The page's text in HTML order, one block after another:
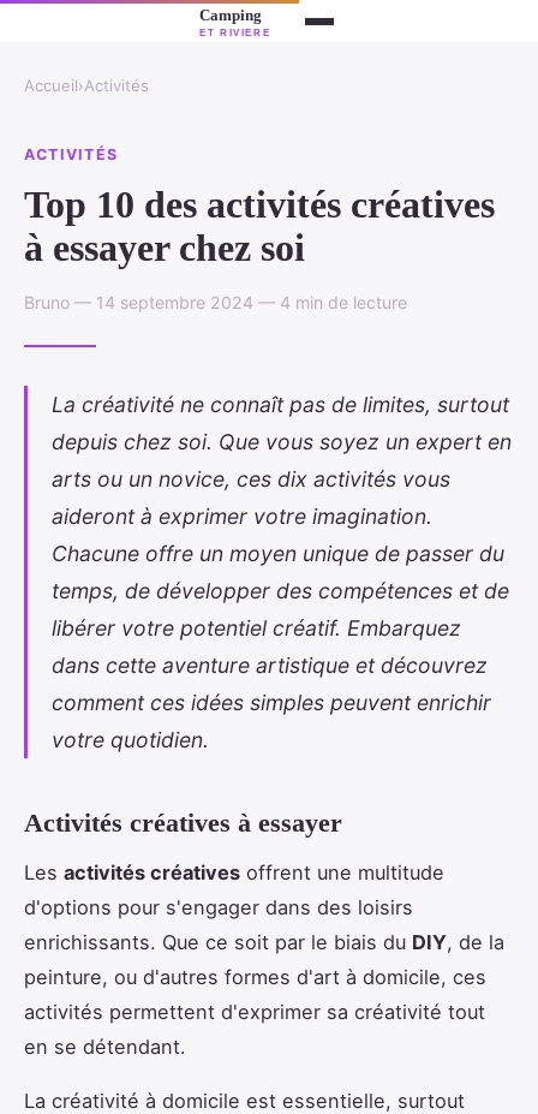
Accueil›Activités
ACTIVITÉS
Top 10 des activités créatives
à essayer chez soi
Bruno — 14 septembre 2024 — 4 min de lecture
La créativité ne connaît pas de limites, surtout
depuis chez soi. Que vous soyez un expert en
arts ou un novice, ces dix activités vous
aideront à exprimer votre imagination.
Chacune offre un moyen unique de passer du
temps, de développer des compétences et de
libérer votre potentiel créatif. Embarquez
dans cette aventure artistique et découvrez
comment ces idées simples peuvent enrichir
votre quotidien.
Activités créatives à essayer
Les activités créatives offrent une multitude
d'options pour s'engager dans des loisirs
enrichissants. Que ce soit par le biais du DIY, de la
peinture, ou d'autres formes d'art à domicile, ces
activités permettent d'exprimer sa créativité tout
en se détendant.
La créativité à domicile est essentielle, surtout